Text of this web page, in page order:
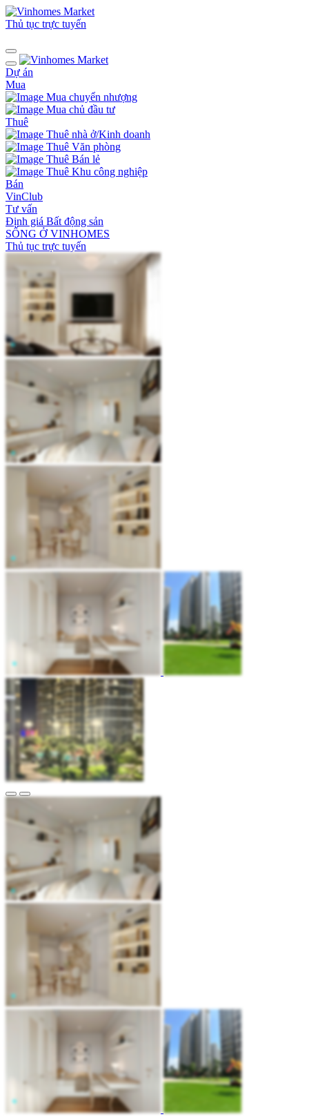
Thủ tục trực tuyến
Dự án
Mua
Mua chuyển nhượng
Mua chủ đầu tư
Thuê
Thuê nhà ở/Kinh doanh
Thuê Văn phòng
Thuê Bán lẻ
Thuê Khu công nghiệp
Bán
VinClub
Tư vấn
Định giá Bất động sản
SỐNG Ở VINHOMES
Thủ tục trực tuyến